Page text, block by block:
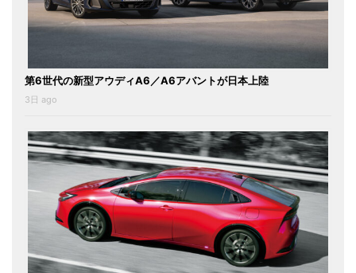
第6世代の新型アウディA6／A6アバントが日本上陸
3日 ago